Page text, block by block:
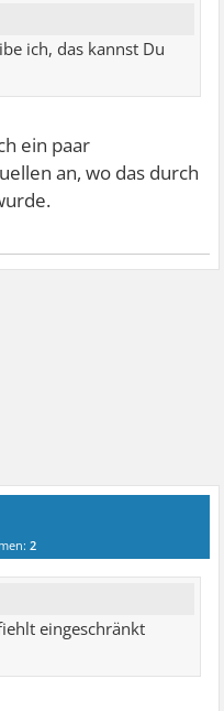
ich, das kannst Du
ein paar
an, wo das durch
2
eingeschränkt